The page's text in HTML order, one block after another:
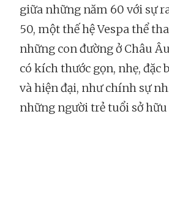
giữa những năm 60 với sự
50, một thế hệ Vespa thể
những con đường ở Châu
có kích thước gọn, nhẹ, đặc
và hiện đại, như chính sự
những người trẻ tuổi sở hữu